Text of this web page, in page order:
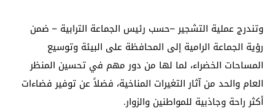
وتندرج عملية التشجير –حسب رئيس الجماعة الترابية – ضمن
رؤية الجماعة الرامية إلى المحافظة على البيئة وتوسيع
المساحات الخضراء، لما لها من دور مهم في تحسين المنظر
العام والحد من آثار التغيرات المناخية، فضلاً عن توفير فضاءات
أكثر راحة وجاذبية للمواطنين والزوار.